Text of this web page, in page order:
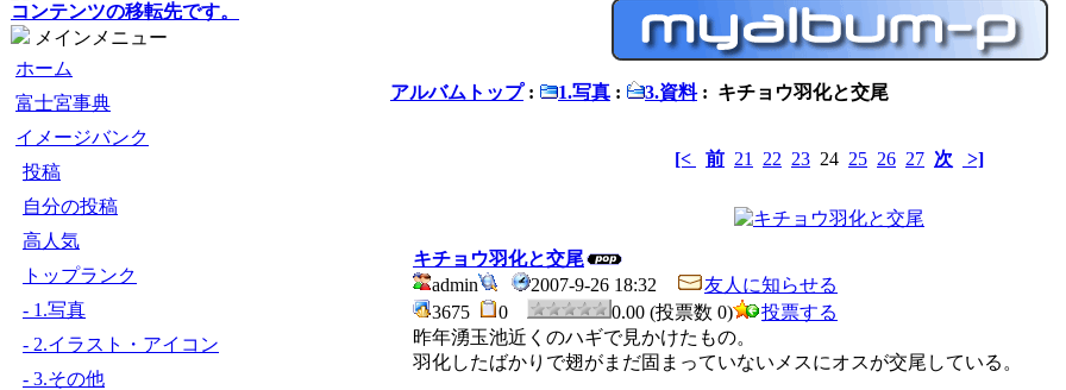
コンテンツの移転先です。
メインメニュー
ホーム
富士宮事典
イメージバンク
投稿
自分の投稿
高人気
トップランク
- 1.写真
- 2.イラスト・アイコン
- 3.その他
アルバムトップ: 1.写真 : 3.資料: キチョウ羽化と交尾
[< 前 21 22 23 24 25 26 27 次 >]
キチョウ羽化と交尾
admin
2007-9-26 18:32
友人に知らせる
3675
0 0.00 (投票数 0)
投票する
昨年湧玉池近くのハギで見かけたもの。
羽化したばかりで翅がまだ固まっていないメスにオスが交尾している。